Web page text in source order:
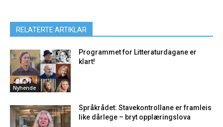
RELATERTE ARTIKLAR
Nyhende
Programmet for Litteraturdagane er
klart!
Språkrådet: Stavekontrollane er framleis
like dårlege – bryt opplæringslova